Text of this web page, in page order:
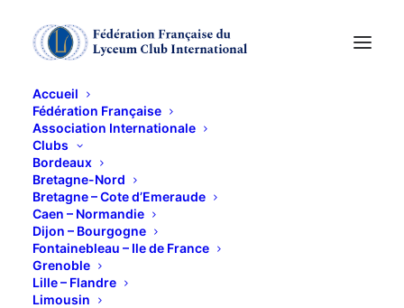
Accueil
Fédération Française
Association Internationale
Clubs
Bordeaux
Bretagne-Nord
Bretagne – Cote d’Emeraude
Caen – Normandie
Dijon – Bourgogne
Fontainebleau – Ile de France
Grenoble
Lille – Flandre
Limousin
14 JUIN 2012